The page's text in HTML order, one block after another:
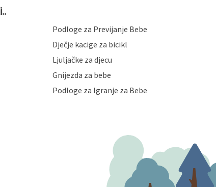
sukladno Politici privatnosti i kolačića koju možete pročitati
tehničkih i sigurnosnih mjera zaštite osobnih podataka od
i posjetitelja web stranica, čuva povjerljivost Vaših osobnih
pristup i priopćavanje osobnih podataka samo onim svojim
u slučajevima koji su dozvoljeni zakonima. Napominjemo da
u potpunosti ili djelomice, bez naknade i objašnjenja odustati od
prestanak aktivnosti obrade Vaših osobnih podataka. Opoziv
Podloge za Previjanje Bebe
Dječje kacige za bicikl
Ljuljačke za djecu
Gnijezda za bebe
Podloge za Igranje za Bebe